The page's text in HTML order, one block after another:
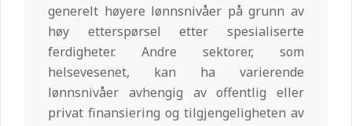
generelt høyere lønnsnivåer på grunn av
høy etterspørsel etter spesialiserte
ferdigheter. Andre sektorer, som
helsevesenet, kan ha varierende
lønnsnivåer avhengig av offentlig eller
privat finansiering og tilgjengeligheten av